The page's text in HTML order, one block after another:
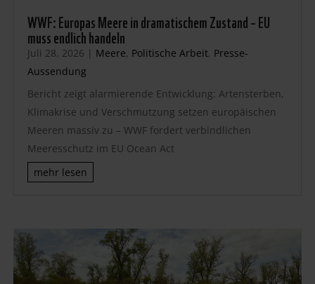
WWF: Europas Meere in dramatischem Zustand – EU
muss endlich handeln
Juli 28, 2026 | Meere, Politische Arbeit, Presse-
Aussendung
Bericht zeigt alarmierende Entwicklung: Artensterben,
Klimakrise und Verschmutzung setzen europäischen
Meeren massiv zu – WWF fordert verbindlichen
Meeresschutz im EU Ocean Act
mehr lesen